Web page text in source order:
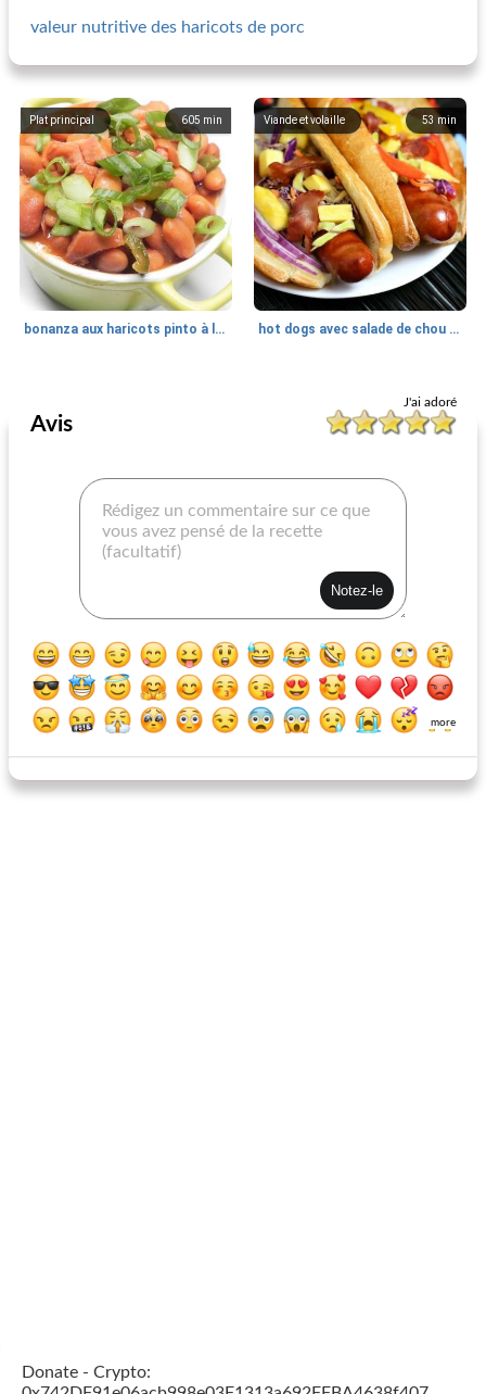
valeur nutritive des haricots de porc
605 min
Plat principal
bonanza aux haricots pinto à la mijoteuse
53 min
Viande et volaille
hot dogs avec salade de chou chipotle au bacon et à l'ananas
J'ai adoré
Avis
more
Donate - Crypto: